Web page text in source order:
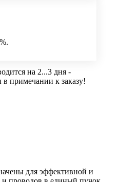
на 2...3 дня -
примечании к заказу!
для эффективной и